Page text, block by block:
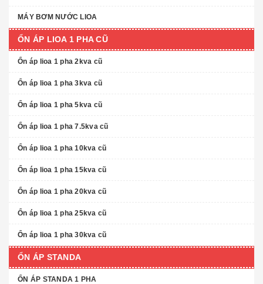
MÁY BƠM NƯỚC LIOA
ỔN ÁP LIOA 1 PHA CŨ
Ổn áp lioa 1 pha 2kva cũ
Ổn áp lioa 1 pha 3kva cũ
Ổn áp lioa 1 pha 5kva cũ
Ổn áp lioa 1 pha 7.5kva cũ
Ổn áp lioa 1 pha 10kva cũ
Ổn áp lioa 1 pha 15kva cũ
Ổn áp lioa 1 pha 20kva cũ
Ổn áp lioa 1 pha 25kva cũ
Ổn áp lioa 1 pha 30kva cũ
ỔN ÁP STANDA
ỔN ÁP STANDA 1 PHA